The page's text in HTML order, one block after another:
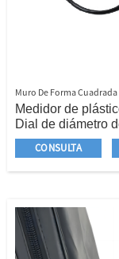
Muro De Forma
Medidor de
Dial de diámetro
Ajustable de la
lectura
Todo tipo de
Válvula de
Válvula final
Tubo de bobina
CONSULTA